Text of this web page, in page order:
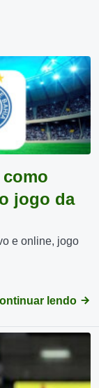
jogo da
e online, jogo
lendo